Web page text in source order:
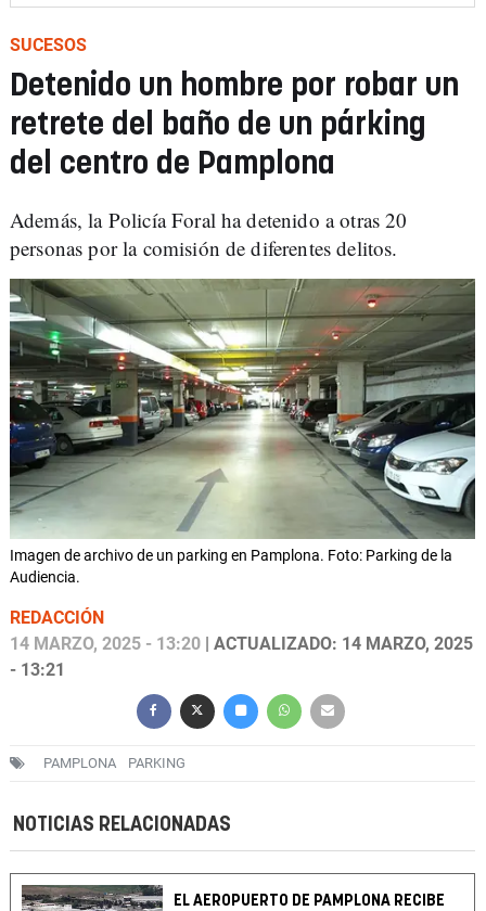
SUCESOS
Detenido un hombre por robar un
retrete del baño de un párking
del centro de Pamplona
Además, la Policía Foral ha detenido a otras 20
personas por la comisión de diferentes delitos.
Imagen de archivo de un parking en Pamplona. Foto: Parking de la
Audiencia.
REDACCIÓN
14 MARZO, 2025 - 13:20 | ACTUALIZADO: 14 MARZO, 2025
- 13:21
PAMPLONA PARKING
NOTICIAS RELACIONADAS
EL AEROPUERTO DE PAMPLONA RECIBE